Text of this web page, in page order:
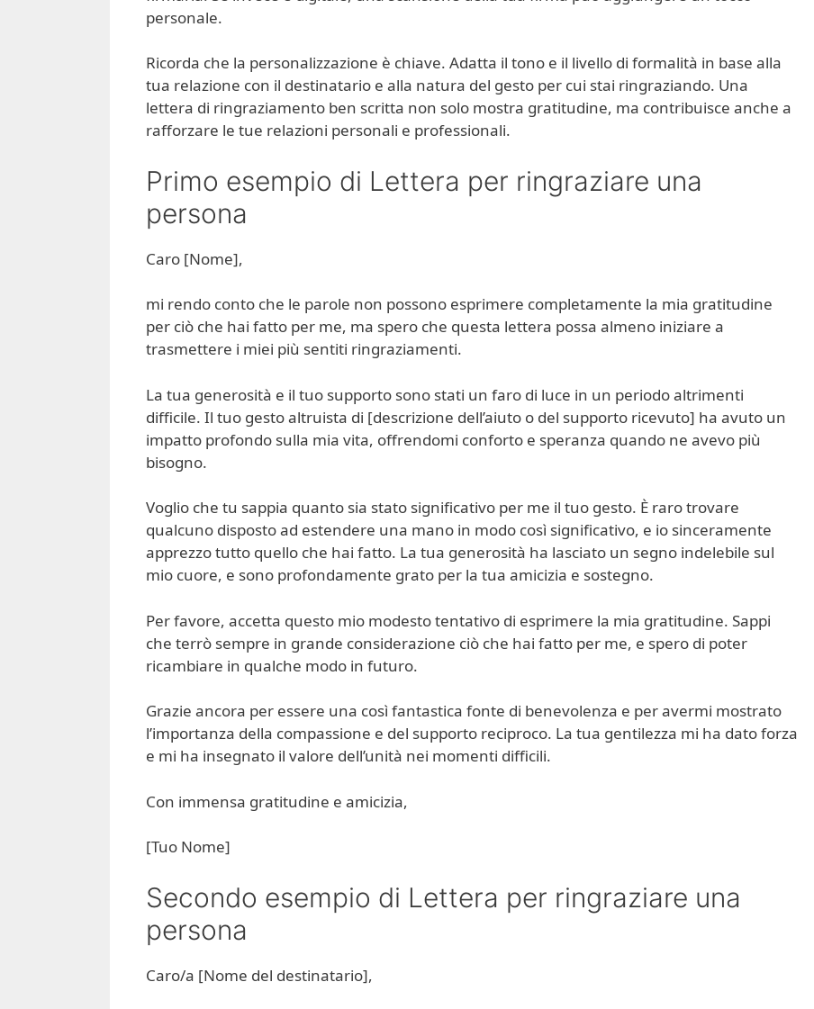
personale.
Ricorda che la personalizzazione è chiave. Adatta il tono e il livello di formalità in base alla
tua relazione con il destinatario e alla natura del gesto per cui stai ringraziando. Una
lettera di ringraziamento ben scritta non solo mostra gratitudine, ma contribuisce anche a
rafforzare le tue relazioni personali e professionali.
Primo esempio di Lettera per ringraziare una
persona
Caro [Nome],
mi rendo conto che le parole non possono esprimere completamente la mia gratitudine
per ciò che hai fatto per me, ma spero che questa lettera possa almeno iniziare a
trasmettere i miei più sentiti ringraziamenti.
La tua generosità e il tuo supporto sono stati un faro di luce in un periodo altrimenti
difficile. Il tuo gesto altruista di [descrizione dell’aiuto o del supporto ricevuto] ha avuto un
impatto profondo sulla mia vita, offrendomi conforto e speranza quando ne avevo più
bisogno.
Voglio che tu sappia quanto sia stato significativo per me il tuo gesto. È raro trovare
qualcuno disposto ad estendere una mano in modo così significativo, e io sinceramente
apprezzo tutto quello che hai fatto. La tua generosità ha lasciato un segno indelebile sul
mio cuore, e sono profondamente grato per la tua amicizia e sostegno.
Per favore, accetta questo mio modesto tentativo di esprimere la mia gratitudine. Sappi
che terrò sempre in grande considerazione ciò che hai fatto per me, e spero di poter
ricambiare in qualche modo in futuro.
Grazie ancora per essere una così fantastica fonte di benevolenza e per avermi mostrato
l’importanza della compassione e del supporto reciproco. La tua gentilezza mi ha dato forza
e mi ha insegnato il valore dell’unità nei momenti difficili.
Con immensa gratitudine e amicizia,
[Tuo Nome]
Secondo esempio di Lettera per ringraziare una
persona
Caro/a [Nome del destinatario],